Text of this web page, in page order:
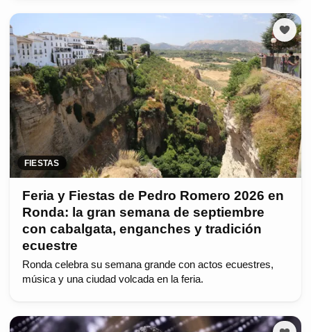
FIESTAS
Feria y Fiestas de Pedro Romero 2026 en
Ronda: la gran semana de septiembre
con cabalgata, enganches y tradición
ecuestre
Ronda celebra su semana grande con actos ecuestres,
música y una ciudad volcada en la feria.